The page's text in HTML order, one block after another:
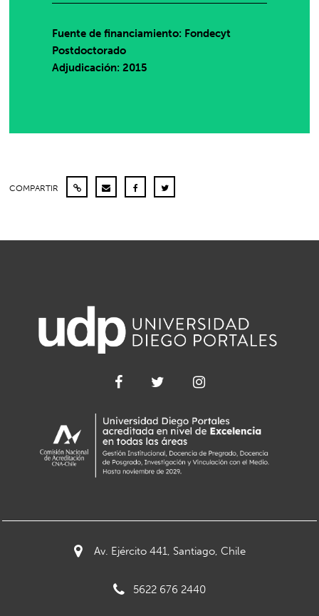
Fuente de financiamiento: Fondecyt
Postdoctorado
Adjudicación: 2015
COMPARTIR
Av. Ejército 441, Santiago, Chile
5622 676 2440